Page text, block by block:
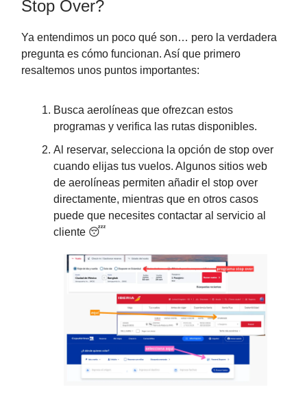
Stop Over?
Ya entendimos un poco qué son… pero la verdadera
pregunta es cómo funcionan. Así que primero
resaltemos unos puntos importantes:
Busca aerolíneas que ofrezcan estos
programas y verifica las rutas disponibles.
Al reservar, selecciona la opción de stop over
cuando elijas tus vuelos. Algunos sitios web
de aerolíneas permiten añadir el stop over
directamente, mientras que en otros casos
puede que necesites contactar al servicio al
cliente 😴